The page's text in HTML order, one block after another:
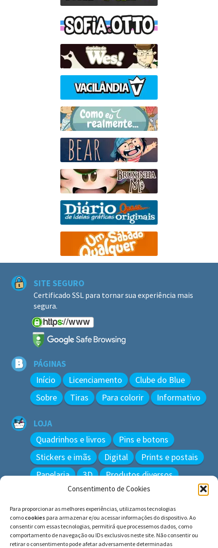
Consentimento de Cookies
Para proporcionar as melhores experiências, utilizamos tecnologias
comocookies para armazenar e/ou acessar informações do dispositivo. Ao
consentir com essas tecnologias, permitirá que processemos dados, como
comportamento de navegação ou IDs exclusivos neste site. Não consentir ou
retirar o consentimento pode afetar adversamente determinadas
SITE SEGURO
Certificado SSL para tornar sua experiência mais
segura.
PÁGINAS
Início Licenciamento
Clube do Blue
Sobre
Tiras Para colorir Informativo
LOJA
Quadrinhos e livros
Pins e botons
Stickers e imãs
Digital
Prints e postais
Papelaria
3D Produtos diversos
Pesquisar
por: